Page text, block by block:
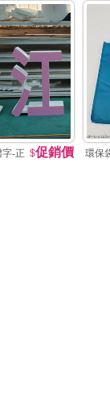
-正 $促銷價 環保